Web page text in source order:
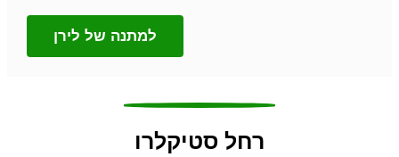
למתנה של לירן
רחל סטיקלרו